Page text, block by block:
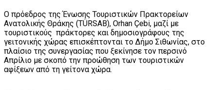
Ο πρόεδρος της Ένωσης Τουριστικών Πρακτορείων
Ανατολικής Θράκης (TÜRSAB), Orhan Çebi, μαζί με
τουριστικούς πράκτορες και δημοσιογράφους της
γειτονικής χώρας επισκέπτονται το Δήμο Σιθωνίας, στο
πλαίσιο της συνεργασίας που ξεκίνησε τον περσινό
Απρίλιο με σκοπό την προώθηση των τουριστικών
αφίξεων από τη γείτονα χώρα.